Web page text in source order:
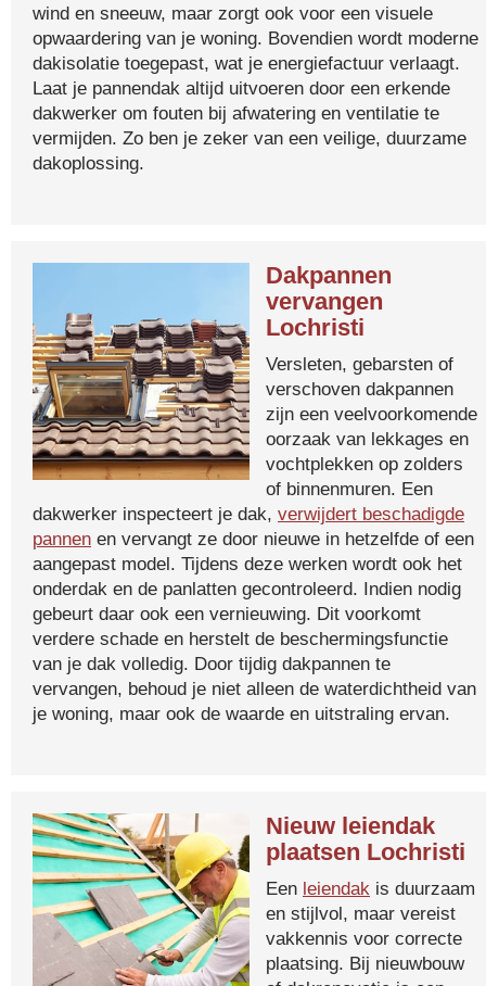
wind en sneeuw, maar zorgt ook voor een visuele
opwaardering van je woning. Bovendien wordt moderne
dakisolatie toegepast, wat je energiefactuur verlaagt.
Laat je pannendak altijd uitvoeren door een erkende
dakwerker om fouten bij afwatering en ventilatie te
vermijden. Zo ben je zeker van een veilige, duurzame
dakoplossing.
Dakpannen
vervangen
Lochristi
Versleten, gebarsten of
verschoven dakpannen
zijn een veelvoorkomende
oorzaak van lekkages en
vochtplekken op zolders
of binnenmuren. Een
dakwerker inspecteert je dak, verwijdert beschadigde
pannen en vervangt ze door nieuwe in hetzelfde of een
aangepast model. Tijdens deze werken wordt ook het
onderdak en de panlatten gecontroleerd. Indien nodig
gebeurt daar ook een vernieuwing. Dit voorkomt
verdere schade en herstelt de beschermingsfunctie
van je dak volledig. Door tijdig dakpannen te
vervangen, behoud je niet alleen de waterdichtheid van
je woning, maar ook de waarde en uitstraling ervan.
Nieuw leiendak
plaatsen Lochristi
Een leiendak is duurzaam
en stijlvol, maar vereist
vakkennis voor correcte
plaatsing. Bij nieuwbouw